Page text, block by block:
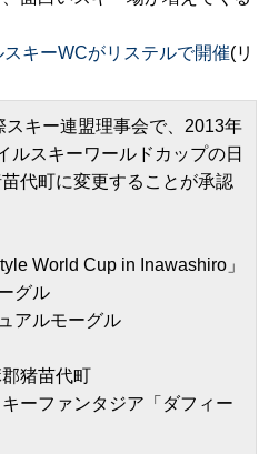
キーWCがリステルで開催(リ
スキー連盟理事会で、2013年
ルスキーワールドカップの日
代町に変更することが承認
World Cup in Inawashiro」
グル
アルモーグル
猪苗代町
ファンタジア「ダフィー